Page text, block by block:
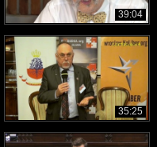
39:04
35:25